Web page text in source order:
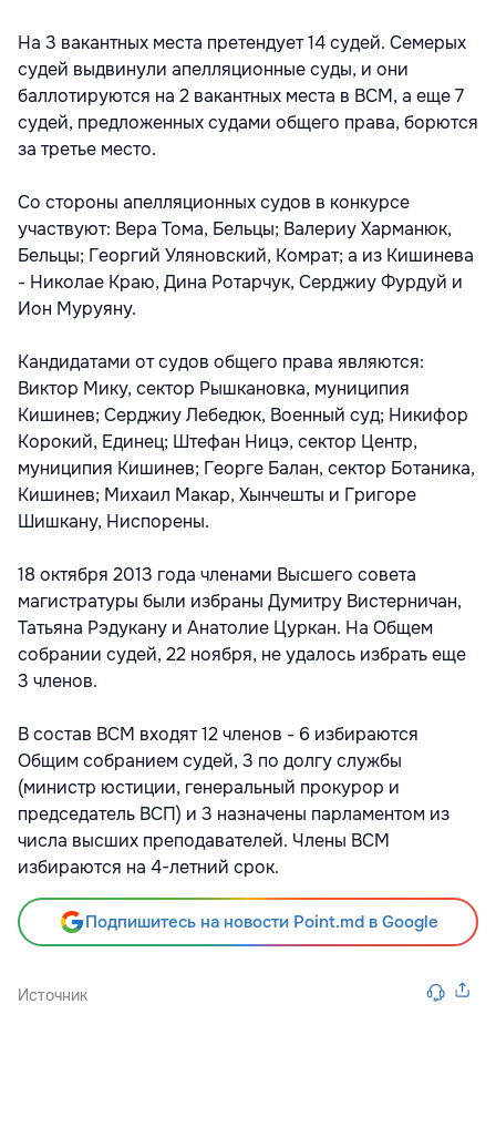
На 3 вакантных места претендует 14 судей. Семерых
судей выдвинули апелляционные суды, и они
баллотируются на 2 вакантных места в ВСМ, а еще 7
судей, предложенных судами общего права, борются
за третье место.
Со стороны апелляционных судов в конкурсе
участвуют: Вера Тома, Бельцы; Валериу Харманюк,
Бельцы; Георгий Уляновский, Комрат; а из Кишинева
- Николае Краю, Дина Ротарчук, Серджиу Фурдуй и
Ион Муруяну.
Кандидатами от судов общего права являются:
Виктор Мику, сектор Рышкановка, муниципия
Кишинев; Серджиу Лебедюк, Военный суд; Никифор
Корокий, Единец; Штефан Ницэ, сектор Центр,
муниципия Кишинев; Георге Балан, сектор Ботаника,
Кишинев; Михаил Макар, Хынчешты и Григоре
Шишкану, Ниспорены.
18 октября 2013 года членами Высшего совета
магистратуры были избраны Думитру Вистерничан,
Татьяна Рэдукану и Анатолие Цуркан. На Общем
собрании судей, 22 ноября, не удалось избрать еще
3 членов.
В состав ВСМ входят 12 членов - 6 избираются
Общим собранием судей, 3 по долгу службы
(министр юстиции, генеральный прокурор и
председатель ВСП) и 3 назначены парламентом из
числа высших преподавателей. Члены ВСМ
избираются на 4-летний срок.
Подпишитесь на новости Point.md в Google
Источник